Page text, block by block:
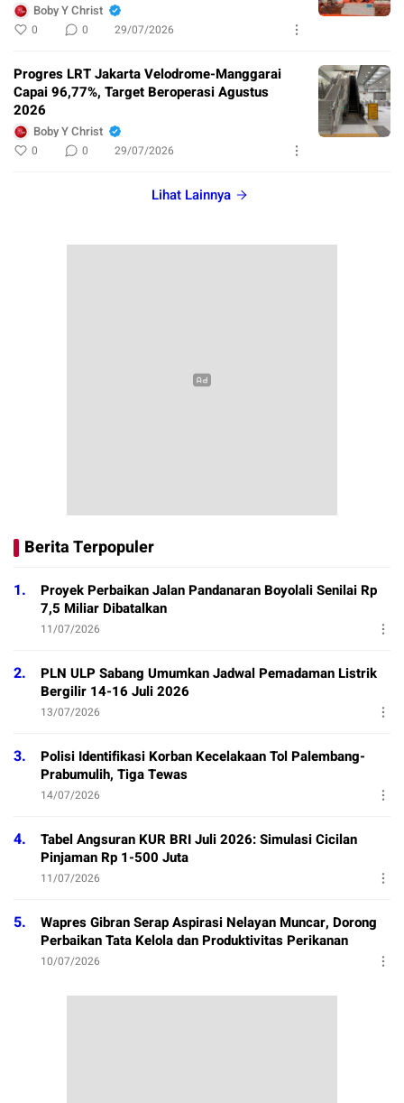
Boby Y Christ
0 0 29/07/2026
Progres LRT Jakarta Velodrome-Manggarai
Capai 96,77%, Target Beroperasi Agustus
2026
Boby Y Christ
0 0 29/07/2026
Lihat Lainnya
Berita Terpopuler
1.
Proyek Perbaikan Jalan Pandanaran Boyolali Senilai Rp
7,5 Miliar Dibatalkan
11/07/2026
2.
PLN ULP Sabang Umumkan Jadwal Pemadaman Listrik
Bergilir 14-16 Juli 2026
13/07/2026
3.
Polisi Identifikasi Korban Kecelakaan Tol Palembang-
Prabumulih, Tiga Tewas
14/07/2026
4.
Tabel Angsuran KUR BRI Juli 2026: Simulasi Cicilan
Pinjaman Rp 1-500 Juta
11/07/2026
5.
Wapres Gibran Serap Aspirasi Nelayan Muncar, Dorong
Perbaikan Tata Kelola dan Produktivitas Perikanan
10/07/2026